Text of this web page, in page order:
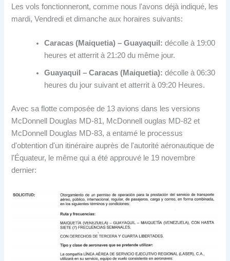
Les vols fonctionneront, comme nous l'avons déjà indiqué, les
mardi, Vendredi et dimanche aux horaires suivants:
Caracas (Maiquetia) – Guayaquil: décolle à 19:00
heures et atterrit à 21:20 du même jour.
Guayaquil – Caracas (Maiquetia): décolle à 06:30
heures du jour suivant et atterrit à 09:20 Heures.
Avec sa flotte composée de 13 avions dans les versions
McDonnell Douglas MD-81, McDonnell ouglas MD-82 et
McDonnell Douglas MD-83, a entamé le processus
d'obtention d'un itinéraire auprès de l'autorité aéronautique de
l'Équateur, le même qui a été approuvé le 19 novembre
dernier: